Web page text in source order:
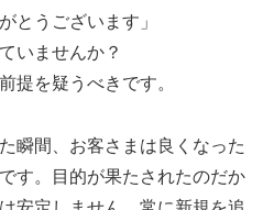
とうございます」
いませんか？
提を疑うべきです。
瞬間、お客さまは良くなった
す。目的が果たされたのだか